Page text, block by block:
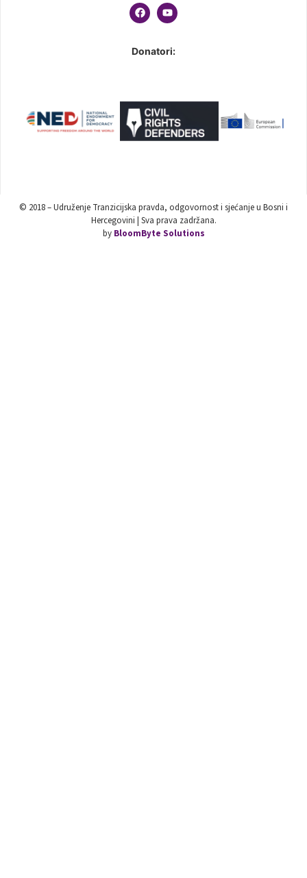
Donatori:
© 2018 – Udruženje Tranzicijska pravda, odgovornost i sjećanje u Bosni i
Hercegovini | Sva prava zadržana.
by BloomByte Solutions